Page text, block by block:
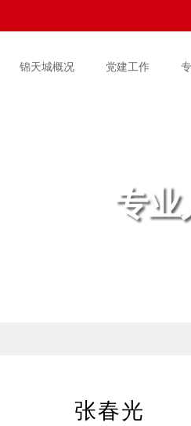
锦天城概况 党建工作
专业
张春光